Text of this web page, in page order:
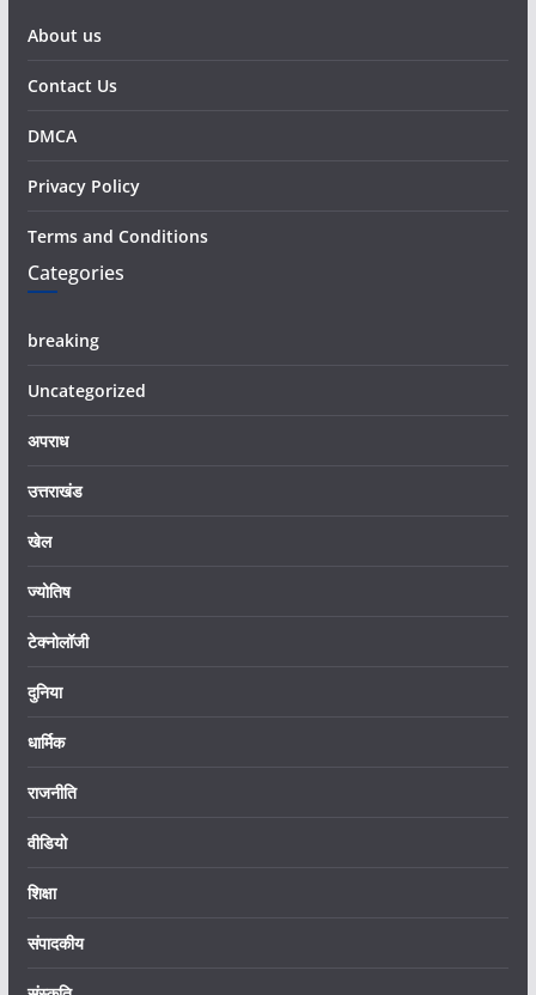
About us
Contact Us
DMCA
Privacy Policy
Terms and Conditions
Categories
breaking
Uncategorized
अपराध
उत्तराखंड
खेल
ज्योतिष
टेक्नोलॉजी
दुनिया
धार्मिक
राजनीति
वीडियो
शिक्षा
संपादकीय